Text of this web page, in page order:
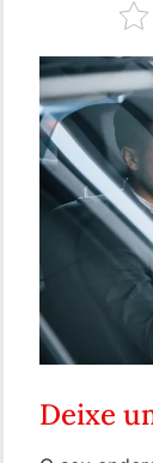
Deixe